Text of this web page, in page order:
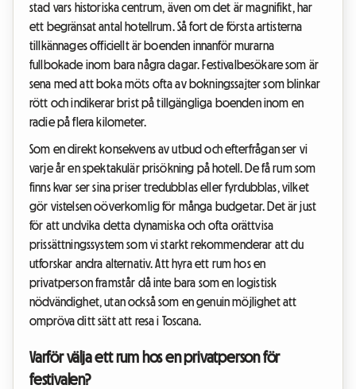
stad vars historiska centrum, även om det är magnifikt, har
ett begränsat antal hotellrum. Så fort de första artisterna
tillkännages officiellt är boenden innanför murarna
fullbokade inom bara några dagar. Festivalbesökare som är
sena med att boka möts ofta av bokningssajter som blinkar
rött och indikerar brist på tillgängliga boenden inom en
radie på flera kilometer.
Som en direkt konsekvens av utbud och efterfrågan ser vi
varje år en spektakulär prisökning på hotell. De få rum som
finns kvar ser sina priser tredubblas eller fyrdubblas, vilket
gör vistelsen oöverkomlig för många budgetar. Det är just
för att undvika detta dynamiska och ofta orättvisa
prissättningssystem som vi starkt rekommenderar att du
utforskar andra alternativ. Att hyra ett rum hos en
privatperson framstår då inte bara som en logistisk
nödvändighet, utan också som en genuin möjlighet att
ompröva ditt sätt att resa i Toscana.
Varför välja ett rum hos en privatperson för
festivalen?